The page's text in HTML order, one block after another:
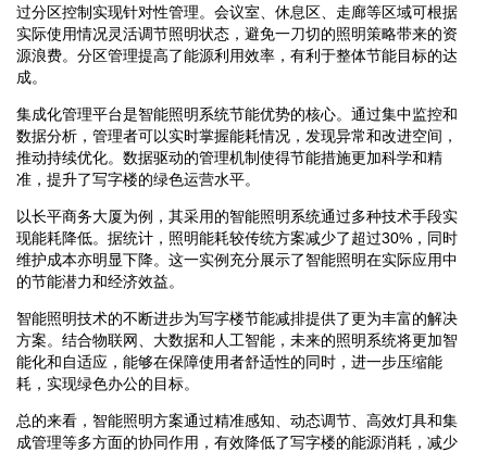
过分区控制实现针对性管理。会议室、休息区、走廊等区域可根据
实际使用情况灵活调节照明状态，避免一刀切的照明策略带来的资
源浪费。分区管理提高了能源利用效率，有利于整体节能目标的达
成。
集成化管理平台是智能照明系统节能优势的核心。通过集中监控和
数据分析，管理者可以实时掌握能耗情况，发现异常和改进空间，
推动持续优化。数据驱动的管理机制使得节能措施更加科学和精
准，提升了写字楼的绿色运营水平。
以长平商务大厦为例，其采用的智能照明系统通过多种技术手段实
现能耗降低。据统计，照明能耗较传统方案减少了超过30%，同时
维护成本亦明显下降。这一实例充分展示了智能照明在实际应用中
的节能潜力和经济效益。
智能照明技术的不断进步为写字楼节能减排提供了更为丰富的解决
方案。结合物联网、大数据和人工智能，未来的照明系统将更加智
能化和自适应，能够在保障使用者舒适性的同时，进一步压缩能
耗，实现绿色办公的目标。
总的来看，智能照明方案通过精准感知、动态调节、高效灯具和集
成管理等多方面的协同作用，有效降低了写字楼的能源消耗，减少